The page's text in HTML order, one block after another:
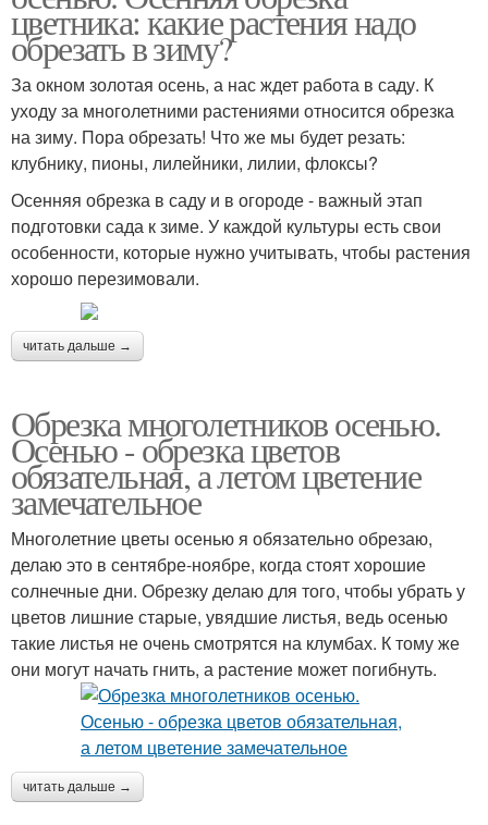
цветника: какие растения надо
обрезать в зиму?
За окном золотая осень, а нас ждет работа в саду. К
уходу за многолетними растениями относится обрезка
на зиму. Пора обрезать! Что же мы будет резать:
клубнику, пионы, лилейники, лилии, флоксы?
Осенняя обрезка в саду и в огороде - важный этап
подготовки сада к зиме. У каждой культуры есть свои
особенности, которые нужно учитывать, чтобы растения
хорошо перезимовали.
читать дальше →
Обрезка многолетников осенью.
Осенью - обрезка цветов
обязательная, а летом цветение
замечательное
Многолетние цветы осенью я обязательно обрезаю,
делаю это в сентябре-ноябре, когда стоят хорошие
солнечные дни. Обрезку делаю для того, чтобы убрать у
цветов лишние старые, увядшие листья, ведь осенью
такие листья не очень смотрятся на клумбах. К тому же
они могут начать гнить, а растение может погибнуть.
читать дальше →